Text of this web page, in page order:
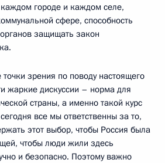
городе и каждом селе,
сфере, способность
защищать закон
зрения по поводу настоящего
жаркие дискуссии – норма для
страны, а именно такой курс
все мы ответственны за то,
этот выбор, чтобы Россия была
чтобы люди жили здесь
и безопасно. Поэтому важно